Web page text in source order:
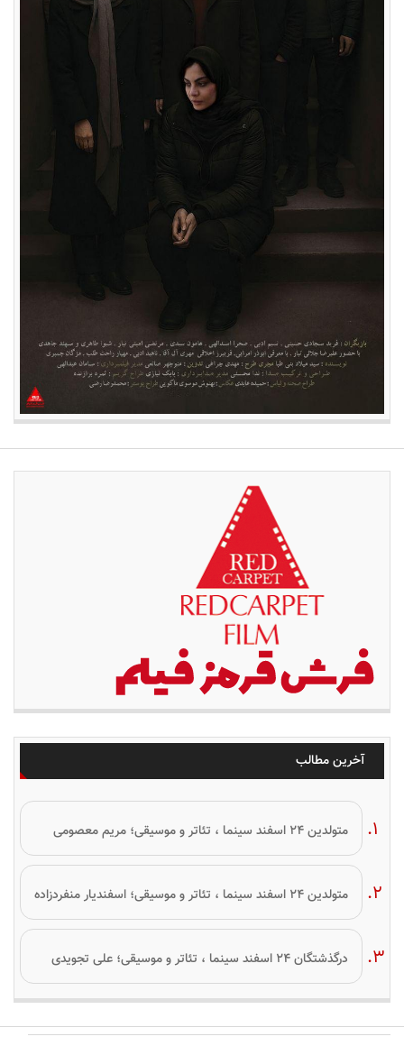
آخرین مطالب
متولدین ۲۴ اسفند سینما ، تئاتر و موسیقی؛ مریم معصومی
متولدین ۲۴ اسفند سینما ، تئاتر و موسیقی؛ اسفندیار منفردزاده
درگذشتگان ۲۴ اسفند سینما ، تئاتر و موسیقی؛ علی تجویدی